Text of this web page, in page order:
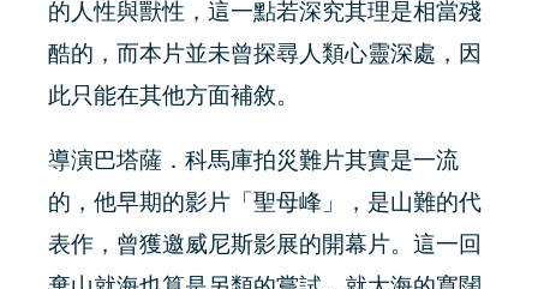
的人性與獸性，這一點若深究其理是相當殘
酷的，而本片並未曾探尋人類心靈深處，因
此只能在其他方面補敘。
導演巴塔薩．科馬庫拍災難片其實是一流
的，他早期的影片「聖母峰」，是山難的代
表作，曾獲邀威尼斯影展的開幕片。這一回